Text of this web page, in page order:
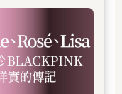
大路應該通往特米尼
通到西班牙廣場，每
堆書，不知道書都讀